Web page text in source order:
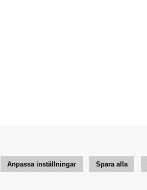
Anpassa inställningar Spara alla